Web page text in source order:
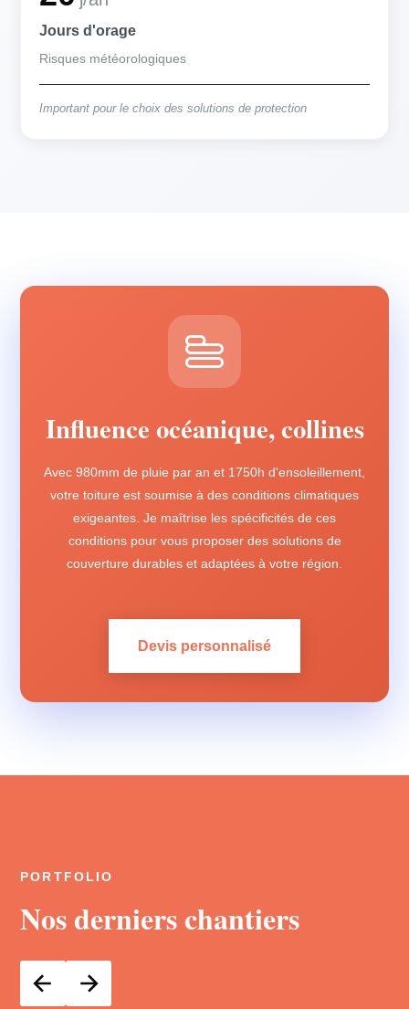
Jours d'orage
Risques météorologiques
Important pour le choix des solutions de protection
Influence océanique, collines
Avec 980mm de pluie par an et 1750h d'ensoleillement,
votre toiture est soumise à des conditions climatiques
exigeantes. Je maîtrise les spécificités de ces
conditions pour vous proposer des solutions de
couverture durables et adaptées à votre région.
Devis personnalisé
PORTFOLIO
Nos derniers chantiers